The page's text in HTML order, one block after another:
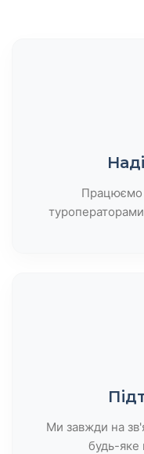
Працюємо
Ми завжди на
будь-яке